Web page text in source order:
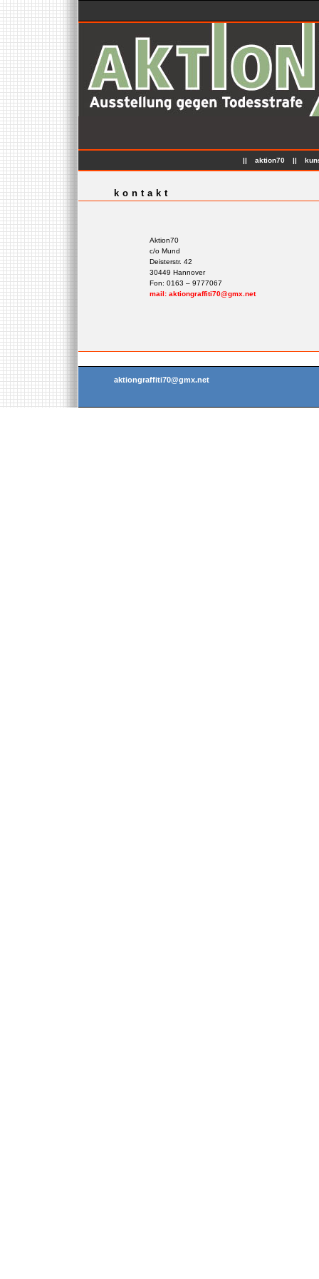
|| aktion70 ||
kontakt
Aktion70
c/o Mund
Deisterstr. 42
30449 Hannover
Fon: 0163 – 9777067
mail: aktiongraffiti70@gmx.net
aktiongraffiti70@gmx.net